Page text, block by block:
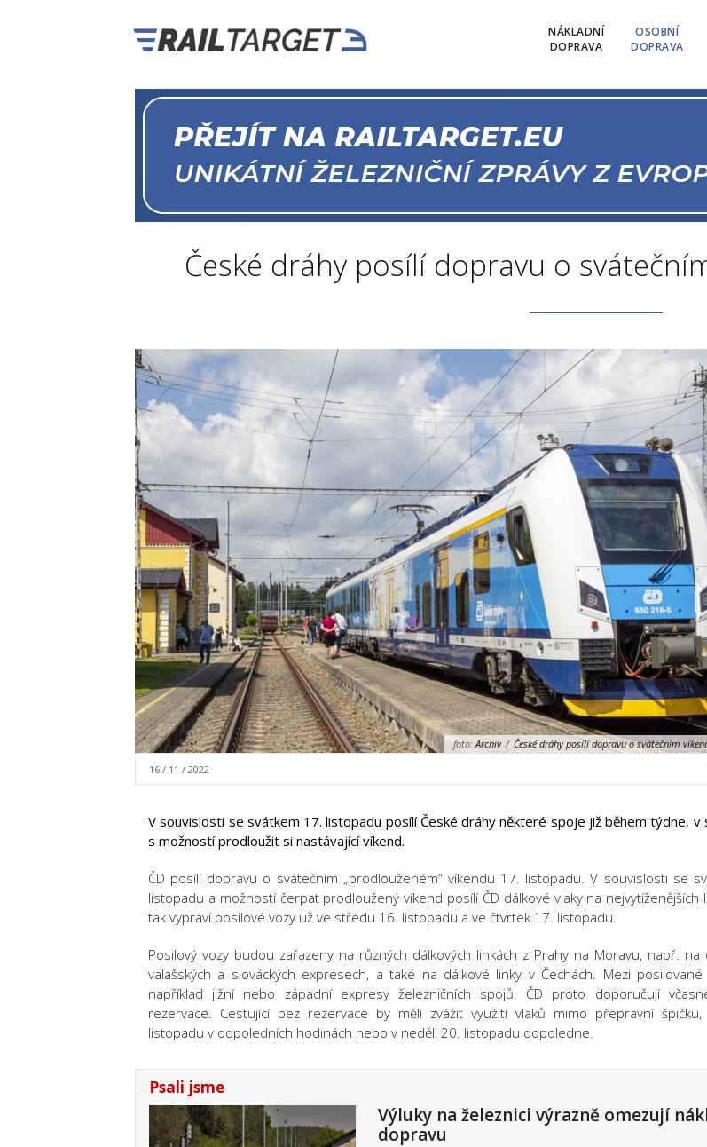
NÁKLADNÍ
DOPRAVA
OSOBNÍ
DOPRAVA
České dráhy posílí dopravu o
foto:Archiv / České dráhy posílí dopravu o svátečním
16 / 11 / 2022
V souvislosti se svátkem 17. listopadu posílí České dráhy některé spoje již během týdne, v
s možností prodloužit si nastávající víkend.
ČD posílí dopravu o svátečním „prodlouženém“ víkendu 17. listopadu. V souvislosti se
listopadu a možností čerpat prodloužený víkend posílí ČD dálkové vlaky na nejvytíženějších
tak vypraví posilové vozy už ve středu 16. listopadu a ve čtvrtek 17. listopadu.
Posilový vozy budou zařazeny na různých dálkových linkách z Prahy na Moravu, např. na
valašských a slováckých expresech, a také na dálkové linky v Čechách. Mezi
například jižní nebo západní expresy železničních spojů. ČD proto doporučují
rezervace. Cestující bez rezervace by měli zvážit využití vlaků mimo přepravní
listopadu v odpoledních hodinách nebo v neděli 20. listopadu dopoledne.
Psali jsme
Výluky na železnici výrazně omezují
dopravu